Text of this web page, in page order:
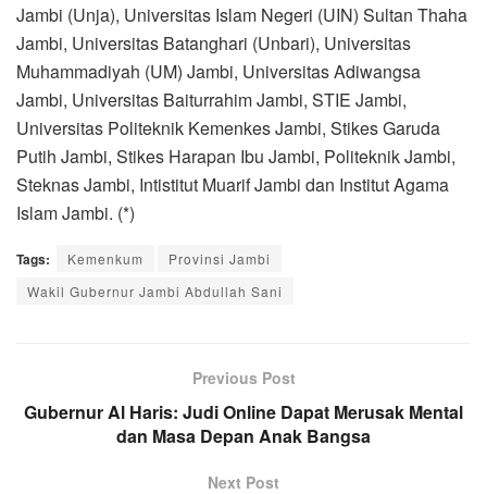
Jambi (Unja), Universitas Islam Negeri (UIN) Sultan Thaha
Jambi, Universitas Batanghari (Unbari), Universitas
Muhammadiyah (UM) Jambi, Universitas Adiwangsa
Jambi, Universitas Baiturrahim Jambi, STIE Jambi,
Universitas Politeknik Kemenkes Jambi, Stikes Garuda
Putih Jambi, Stikes Harapan Ibu Jambi, Politeknik Jambi,
Steknas Jambi, Intistitut Muarif Jambi dan Institut Agama
Islam Jambi. (*)
Tags: Kemenkum
Provinsi Jambi
Wakil Gubernur Jambi Abdullah Sani
Previous Post
Gubernur Al Haris: Judi Online Dapat Merusak Mental
dan Masa Depan Anak Bangsa
Next Post